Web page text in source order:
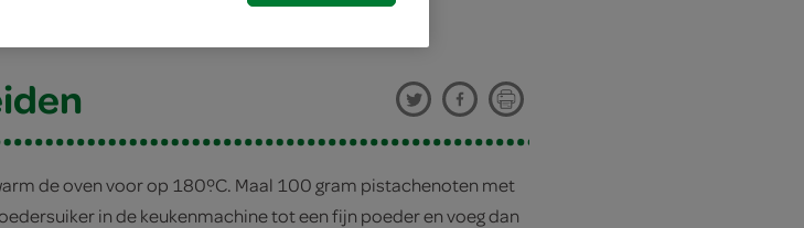
de oven voor op 180ºC. Maal 100 gram pistachenoten met
in de keukenmachine tot een fijn poeder en voeg dan